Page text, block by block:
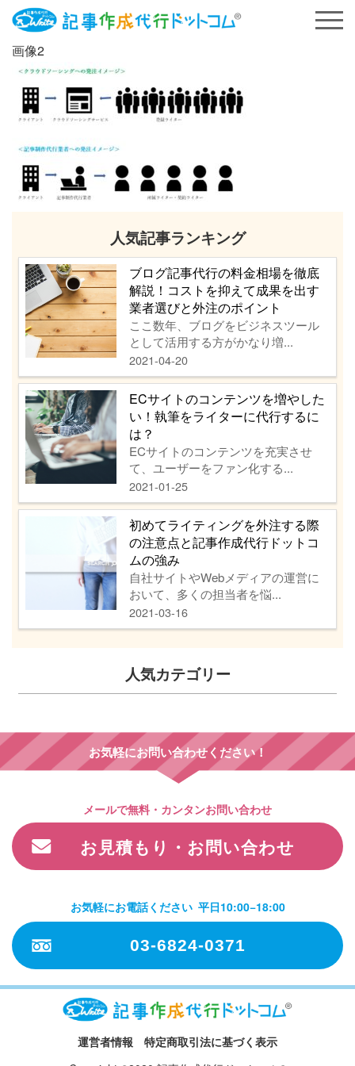
画像2
人気記事ランキング
ブログ記事代行の料金相場を徹底
解説！コストを抑えて成果を出す
業者選びと外注のポイント
ここ数年、ブログをビジネスツール
として活用する方がかなり増...
2021-04-20
ECサイトのコンテンツを増やした
い！執筆をライターに代行するに
は？
ECサイトのコンテンツを充実させ
て、ユーザーをファン化する...
2021-01-25
初めてライティングを外注する際
の注意点と記事作成代行ドットコ
ムの強み
自社サイトやWebメディアの運営に
おいて、多くの担当者を悩...
2021-03-16
人気カテゴリー
お気軽にお問い合わせください！
メールで無料・カンタンお問い合わせ
お見積もり・お問い合わせ
お気軽にお電話ください 平日10:00−18:00
03-6824-0371
運営者情報 特定商取引法に基づく表示